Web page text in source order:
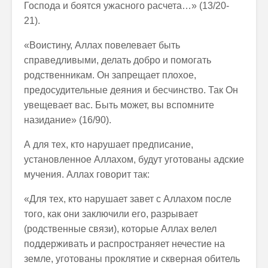
Господа и боятся ужасного расчета…» (13/20-
21).
«Воистину, Аллах повелевает быть
справедливыми, делать добро и помогать
родственникам. Он запрещает плохое,
предосудительные деяния и бесчинство. Так Он
увещевает вас. Быть может, вы вспомните
назидание» (16/90).
А для тех, кто нарушает предписание,
установленное Аллахом, будут уготованы адские
мучения. Аллах говорит так:
«Для тех, кто нарушает завет с Аллахом после
того, как они заключили его, разрывает
(родственные связи), которые Аллах велел
поддерживать и распространяет нечестие на
земле, уготованы проклятие и скверная обитель